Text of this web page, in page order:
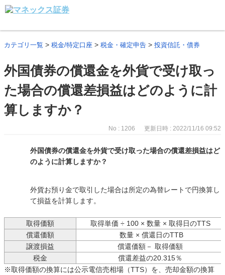
カテゴリ一覧 > 税金/特定口座 > 税金・確定申告 > 投資信託・債券
外国債券の償還金を外貨で受け取っ
た場合の償還差損益はどのように計
算しますか？
No : 1206 更新日時 : 2022/11/16 09:52
外国債券の償還金を外貨で受け取った場合の償還差損益はど
のように計算しますか？
外貨お預り金で取引した場合は所定の為替レートで円換算し
て損益を計算します。
取得価額
取得単価 ÷ 100 × 数量 × 取得日のTTS
償還価額
数量 × 償還日のTTB
譲渡損益
償還価額－ 取得価額
税金
償還差益の20.315％
※取得価額の換算には公示電信売相場（TTS）を、売却金額の換算